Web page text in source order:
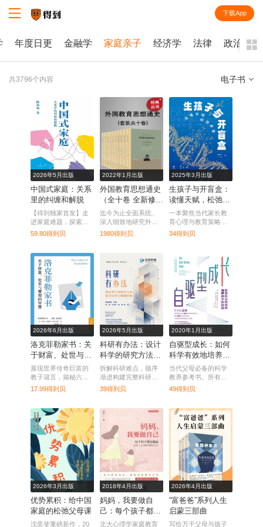
下载App
年度日更 金融学 家庭亲子 经济学 法律 政治学
共3796个内容 电子书
全部
课程
每天听本书
电子书
2026年5月出版
中国式家庭：关系
里的纠缠和解脱
【得到独家首发】走
进家庭难题，探索中
国式家庭的纠缠与出
59.80得到贝
2022年1月出版
外国教育思想通史
（全十卷 全新修订
版）
迄今为止全面系统、
深入细致地研究外国
教育思想发展历史的
巨型学术性专著。
1980得到贝
2025年3月出版
生孩子与开盲盒：
读懂天赋，松弛养
育
一本聚焦当代家长教
育心理与教育策略的
家庭教育类图书。
34得到贝
2026年6月出版
洛克菲勒家书：关
于财富、处世与管
理的智慧
展现世界传奇巨富的
教子箴言，揭秘六代
常青不衰的家族智
17.99得到贝
2026年5月出版
科研有办法：设计
科学的研究方法、
论文写作与课题申
报
拆解科研难点，循序
渐进构建完整科研知
识体系。
39得到贝
2020年1月出版
自驱型成长：如何
科学有效地培养孩
子的自律
当代父母必备的科学
教养参考书。所有的
父母都希望自己的孩
才能使这种愿望成为
可能。
49得到贝
2026年3月出版
优势累积：给中国
家庭的松弛父母课
沈奕斐重磅新作，20
2018年4月出版
妈妈，我要做自
己：每个孩子都是
孤品 让孩子成为独
北大心理学家庭教育
2026年4月出版
“富爸爸”系列人生
启蒙三部曲
写给万千父母与孩子